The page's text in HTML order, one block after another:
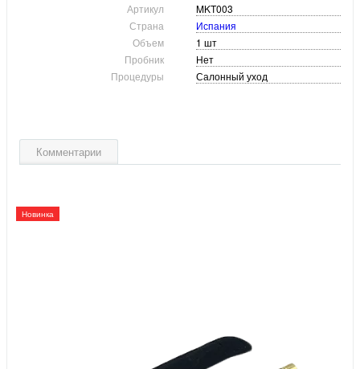
Артикул
MKT003
Страна
Испания
Объем
1 шт
Пробник
Нет
Процедуры
Салонный уход
Комментарии
Новинка